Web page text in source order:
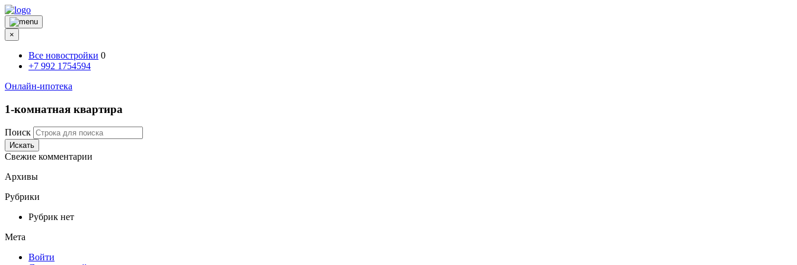
×
Все новостройки 0
+7 992 1754594
Онлайн-ипотека
1-комнатная квартира
Поиск
Искать
Свежие комментарии
Архивы
Рубрики
Рубрик нет
Мета
Войти